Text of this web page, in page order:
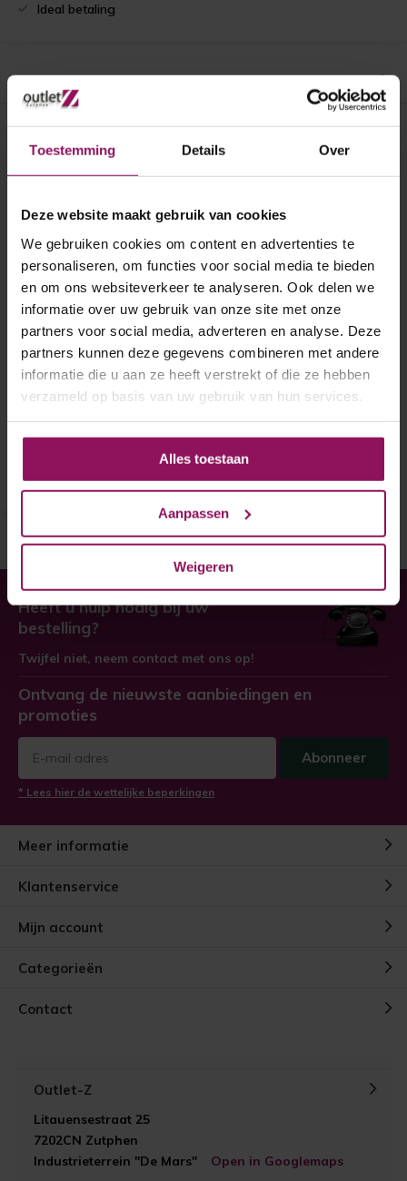
Toestemming Details Over
Deze website maakt gebruik van cookies
We gebruiken cookies om content en advertenties te
personaliseren, om functies voor social media te bieden
en om ons websiteverkeer te analyseren. Ook delen we
informatie over uw gebruik van onze site met onze
partners voor social media, adverteren en analyse. Deze
partners kunnen deze gegevens combineren met andere
informatie die u aan ze heeft verstrekt of die ze hebben
verzameld op basis van uw gebruik van hun services.
Alles toestaan
Aanpassen
Weigeren
Ideal betaling
Productomschrijving
Recent bekeken
Skantrae binnendeur E
027
€ 317,-
Heeft u hulp nodig bij uw
bestelling?
Twijfel niet, neem contact met ons op!
Ontvang de nieuwste aanbiedingen en
promoties
Abonneer
* Lees hier de wettelijke beperkingen
Meer informatie
Klantenservice
Mijn account
Categorieën
Contact
Outlet-Z
Litauensestraat 25
7202CN Zutphen
Industrieterrein "De Mars"
Open in Googlemaps